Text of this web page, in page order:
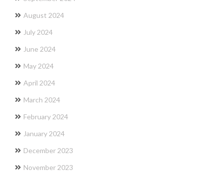
August 2024
July 2024
June 2024
May 2024
April 2024
March 2024
February 2024
January 2024
December 2023
November 2023